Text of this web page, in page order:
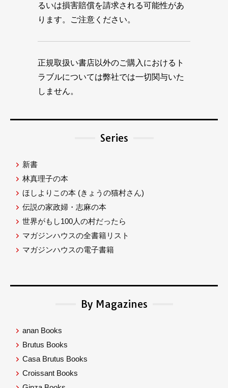
るいは損害賠償を請求される可能性があ
ります。ご注意ください。
正規取扱い書店以外のご購入におけるト
ラブルについては弊社では一切関与いた
しません。
Series
新書
林真理子の本
ほしよりこの本 (きょうの猫村さん)
伝説の家政婦・志麻の本
世界がもし100人の村だったら
マガジンハウスの全書籍リスト
マガジンハウスの電子書籍
By Magazines
anan Books
Brutus Books
Casa Brutus Books
Croissant Books